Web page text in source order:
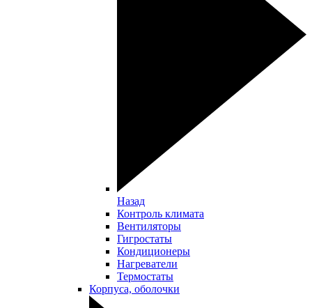
Назад
Контроль климата
Вентиляторы
Гигростаты
Кондиционеры
Нагреватели
Термостаты
Корпуса, оболочки